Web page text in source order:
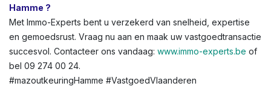
Hamme ?
Met Immo-Experts bent u verzekerd van snelheid, expertise
en gemoedsrust. Vraag nu aan en maak uw vastgoedtransactie
succesvol. Contacteer ons vandaag: www.immo-experts.be of
bel 09 274 00 24.
#mazoutkeuringHamme #VastgoedVlaanderen